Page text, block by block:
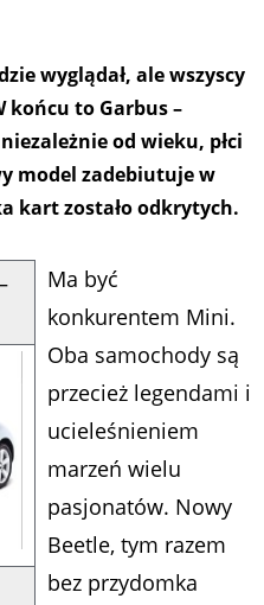
wyglądał, ale wszyscy
końcu to Garbus –
od wieku, płci
model zadebiutuje w
kart zostało odkrytych.
Ma być
konkurentem Mini.
Oba samochody są
przecież legendami i
ucieleśnieniem
marzeń wielu
pasjonatów. Nowy
Beetle, tym razem
bez przydomka